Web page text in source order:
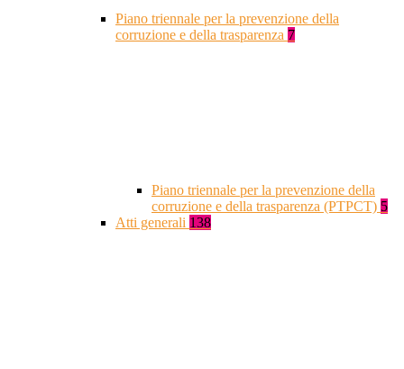
Piano triennale per la prevenzione della
corruzione e della trasparenza 7
Piano triennale per la prevenzione della
corruzione e della trasparenza (PTPCT) 5
Atti generali 138